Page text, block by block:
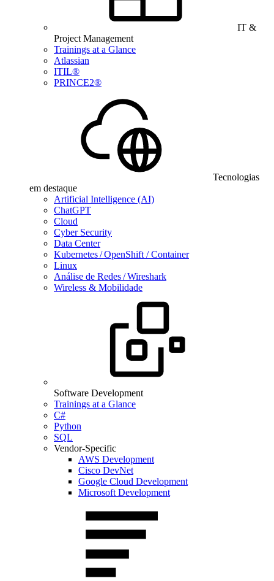
IT &
Project Management
Trainings at a Glance
Atlassian
ITIL®
PRINCE2®
Tecnologias
em destaque
Artificial Intelligence (AI)
ChatGPT
Cloud
Cyber Security
Data Center
Kubernetes / OpenShift / Container
Linux
Análise de Redes / Wireshark
Wireless & Mobilidade
Software Development
Trainings at a Glance
C#
Python
SQL
Vendor-Specific
AWS Development
Cisco DevNet
Google Cloud Development
Microsoft Development